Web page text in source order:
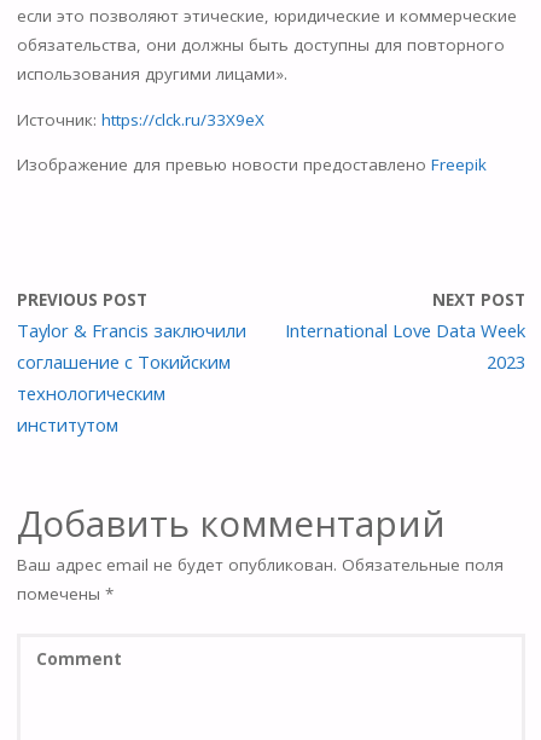
если это позволяют этические, юридические и коммерческие
обязательства, они должны быть доступны для повторного
использования другими лицами».
Источник: https://clck.ru/33X9eX
Изображение для превью новости предоставлено Freepik
PREVIOUS POST
Taylor & Francis заключили
соглашение с Токийским
технологическим
институтом
NEXT POST
International Love Data Week
2023
Добавить комментарий
Ваш адрес email не будет опубликован. Обязательные поля
помечены *